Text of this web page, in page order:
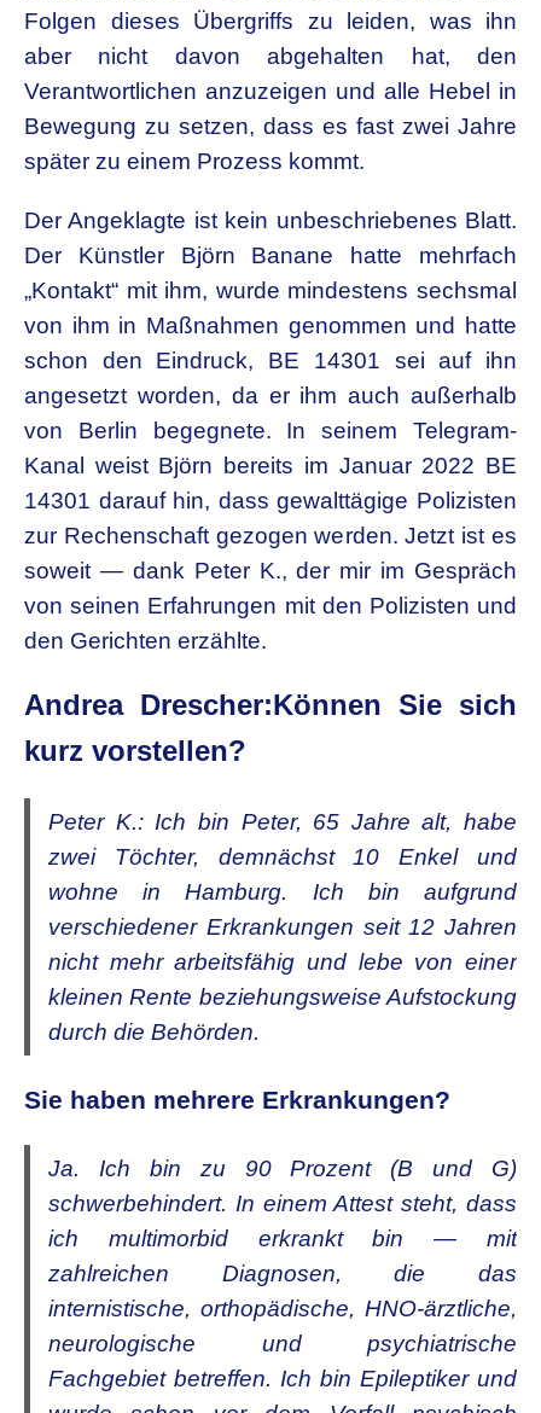
Folgen dieses Übergriffs zu leiden, was ihn
aber nicht davon abgehalten hat, den
Verantwortlichen anzuzeigen und alle Hebel in
Bewegung zu setzen, dass es fast zwei Jahre
später zu einem Prozess kommt.
Der Angeklagte ist kein unbeschriebenes Blatt.
Der Künstler Björn Banane hatte mehrfach
„Kontakt“ mit ihm, wurde mindestens sechsmal
von ihm in Maßnahmen genommen und hatte
schon den Eindruck, BE 14301 sei auf ihn
angesetzt worden, da er ihm auch außerhalb
von Berlin begegnete. In seinem Telegram-
Kanal weist Björn bereits im Januar 2022 BE
14301 darauf hin, dass gewalttägige Polizisten
zur Rechenschaft gezogen werden. Jetzt ist es
soweit — dank Peter K., der mir im Gespräch
von seinen Erfahrungen mit den Polizisten und
den Gerichten erzählte.
Andrea Drescher:Können Sie sich
kurz vorstellen?
Peter K.:Ich bin Peter, 65 Jahre alt, habe
zwei Töchter, demnächst 10 Enkel und
wohne in Hamburg. Ich bin aufgrund
verschiedener Erkrankungen seit 12 Jahren
nicht mehr arbeitsfähig und lebe von einer
kleinen Rente beziehungsweise Aufstockung
durch die Behörden.
Sie haben mehrere Erkrankungen?
Ja. Ich bin zu 90 Prozent (B und G)
schwerbehindert. In einem Attest steht, dass
ich multimorbid erkrankt bin — mit
zahlreichen Diagnosen, die das
internistische, orthopädische, HNO-ärztliche,
neurologische und psychiatrische
Fachgebiet betreffen. Ich bin Epileptiker und